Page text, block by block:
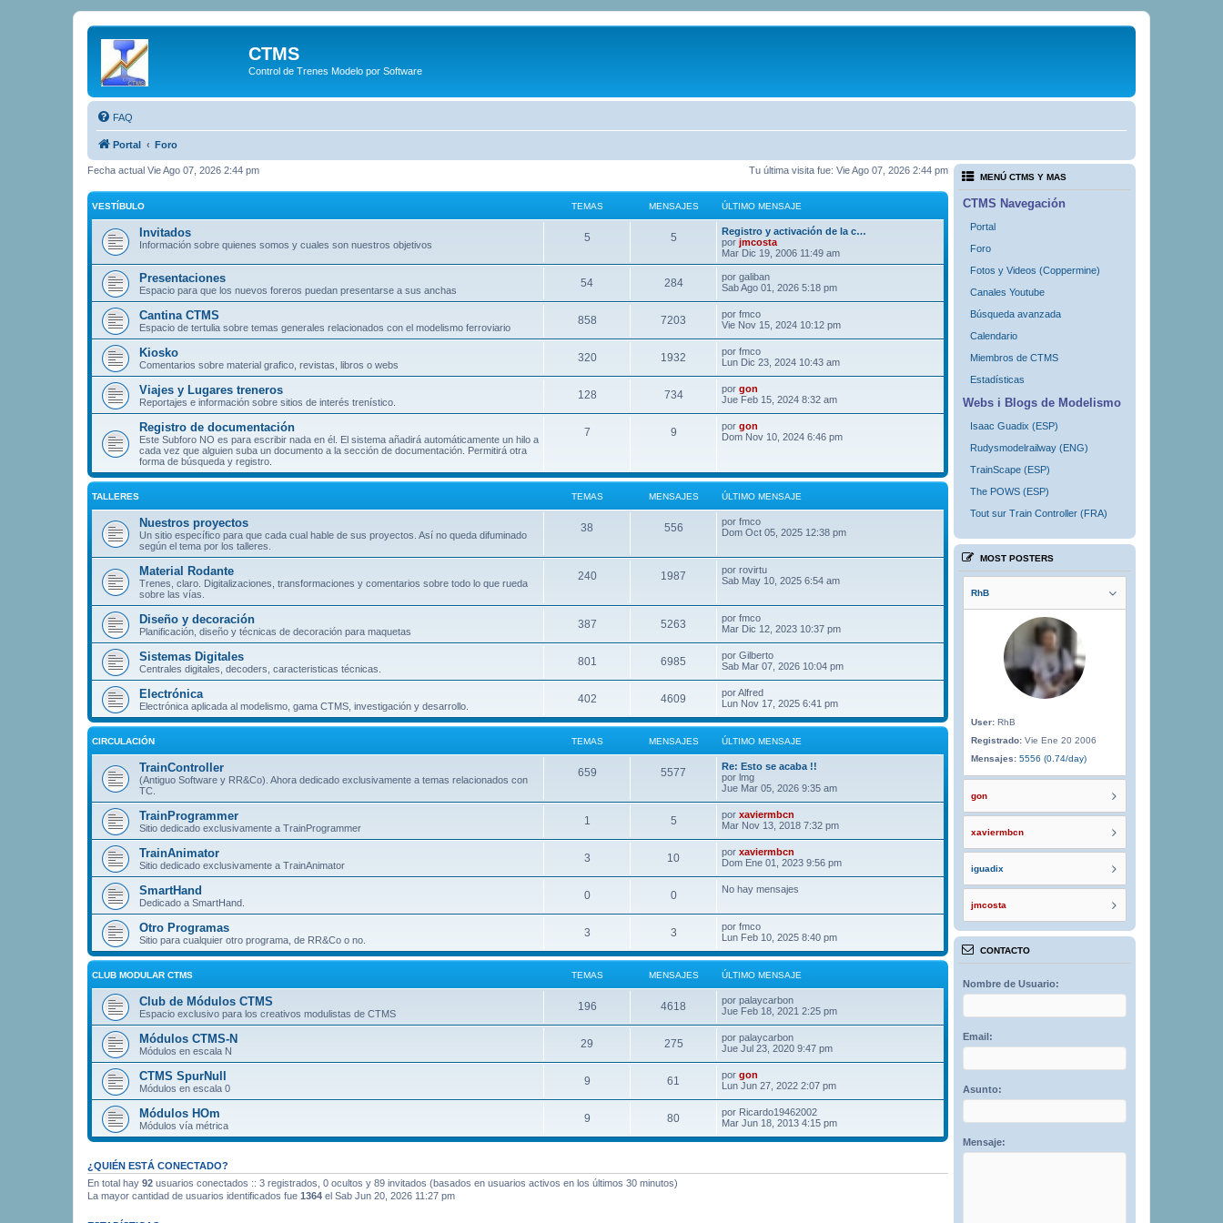
CTMS
Control de Trenes Modelo por Software
FAQ
Portal Foro
Tu última visita fue: Vie Ago 07, 2026 2:44 pm
Fecha actual Vie Ago 07, 2026 2:44 pm
VESTÍBULO TEMAS MENSAJES ÚLTIMO MENSAJE
Invitados
Información sobre quienes somos y cuales son nuestros objetivos
5 5
Registro y activación de la c…
por jmcosta
Mar Dic 19, 2006 11:49 am
Presentaciones
Espacio para que los nuevos foreros puedan presentarse a sus anchas
54 284 por galiban
Sab Ago 01, 2026 5:18 pm
Cantina CTMS
Espacio de tertulia sobre temas generales relacionados con el modelismo ferroviario
858 7203 por fmco
Vie Nov 15, 2024 10:12 pm
Kiosko
Comentarios sobre material grafico, revistas, libros o webs
320 1932 por fmco
Lun Dic 23, 2024 10:43 am
Viajes y Lugares treneros
Reportajes e información sobre sitios de interés trenístico.
128 734 por gon
Jue Feb 15, 2024 8:32 am
Registro de documentación
Este Subforo NO es para escribir nada en él. El sistema añadirá automáticamente un hilo a
cada vez que alguien suba un documento a la sección de documentación. Permitirá otra
forma de búsqueda y registro.
7 9 por gon
Dom Nov 10, 2024 6:46 pm
TALLERES TEMAS MENSAJES ÚLTIMO MENSAJE
Nuestros proyectos
Un sitio específico para que cada cual hable de sus proyectos. Así no queda difuminado
según el tema por los talleres.
38 556 por fmco
Dom Oct 05, 2025 12:38 pm
Material Rodante
Trenes, claro. Digitalizaciones, transformaciones y comentarios sobre todo lo que rueda
sobre las vías.
240 1987 por rovirtu
Sab May 10, 2025 6:54 am
Diseño y decoración
Planificación, diseño y técnicas de decoración para maquetas
387 5263 por fmco
Mar Dic 12, 2023 10:37 pm
Sistemas Digitales
Centrales digitales, decoders, caracteristicas técnicas.
801 6985 por Gilberto
Sab Mar 07, 2026 10:04 pm
Electrónica
Electrónica aplicada al modelismo, gama CTMS, investigación y desarrollo.
402 4609 porAlfred
Lun Nov 17, 2025 6:41 pm
CIRCULACIÓN TEMAS MENSAJES ÚLTIMO MENSAJE
TrainController
(Antiguo Software y RR&Co). Ahora dedicado exclusivamente a temas relacionados con
TC.
659 5577
Re: Esto se acaba !!
por lmg
Jue Mar 05, 2026 9:35 am
TrainProgrammer
Sitio dedicado exclusivamente a TrainProgrammer
1 5 por xaviermbcn
Mar Nov 13, 2018 7:32 pm
TrainAnimator
Sitio dedicado exclusivamente a TrainAnimator
3 10 por xaviermbcn
Dom Ene 01, 2023 9:56 pm
SmartHand
Dedicado a SmartHand.
0 0 No hay mensajes
Otro Programas
Sitio para cualquier otro programa, de RR&Co o no.
3 3 por fmco
Lun Feb 10, 2025 8:40 pm
CLUB MODULAR CTMS TEMAS MENSAJES ÚLTIMO MENSAJE
Club de Módulos CTMS
Espacio exclusivo para los creativos modulistas de CTMS
196 4618 por palaycarbon
Jue Feb 18, 2021 2:25 pm
Módulos CTMS-N
Módulos en escala N
29 275 por palaycarbon
Jue Jul 23, 2020 9:47 pm
CTMS SpurNull
Módulos en escala 0
9 61 por gon
Lun Jun 27, 2022 2:07 pm
Módulos HOm
Módulos vía métrica
9 80 por Ricardo19462002
Mar Jun 18, 2013 4:15 pm
¿QUIÉN ESTÁ CONECTADO?
En total hay 92 usuarios conectados :: 3 registrados, 0 ocultos y 89 invitados (basados en usuarios activos en los últimos 30 minutos)
La mayor cantidad de usuarios identificados fue 1364 el Sab Jun 20, 2026 11:27 pm
MENÚ CTMS Y MAS
CTMS Navegación
Portal
Foro
Fotos y Videos (Coppermine)
Canales Youtube
Búsqueda avanzada
Calendario
Miembros de CTMS
Estadísticas
Webs i Blogs de Modelismo
Isaac Guadix (ESP)
Rudysmodelrailway (ENG)
TrainScape (ESP)
The POWS (ESP)
Tout sur Train Controller (FRA)
MOST POSTERS
RhB
User: RhB
Registrado: Vie Ene 20 2006
Mensajes: 5556 (0.74/day)
gon
xaviermbcn
iguadix
jmcosta
CONTACTO
Nombre de Usuario:
Email:
Asunto:
Mensaje: